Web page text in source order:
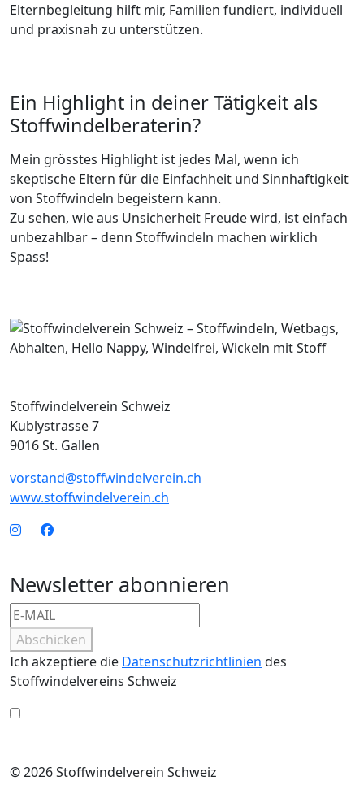
Elternbegleitung hilft mir, Familien fundiert, individuell
und praxisnah zu unterstützen.
Ein Highlight in deiner Tätigkeit als
Stoffwindelberaterin?
Mein grösstes Highlight ist jedes Mal, wenn ich
skeptische Eltern für die Einfachheit und Sinnhaftigkeit
von Stoffwindeln begeistern kann.
Zu sehen, wie aus Unsicherheit Freude wird, ist einfach
unbezahlbar – denn Stoffwindeln machen wirklich
Spass!
© 2026 Stoffwindelverein Schweiz
Stoffwindelverein Schweiz
Kublystrasse 7
9016 St. Gallen
vorstand@stoffwindelverein.ch
www.stoffwindelverein.ch
Newsletter abonnieren
Abschicken
Ich akzeptiere die Datenschutzrichtlinien des
Stoffwindelvereins Schweiz